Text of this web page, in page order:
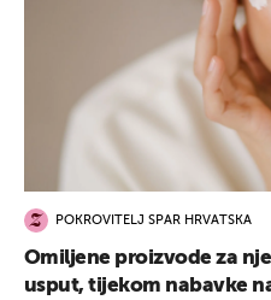
POKROVITELJ SPAR HRVATSKA
Omiljene proizvode za
usput, tijekom nabavke